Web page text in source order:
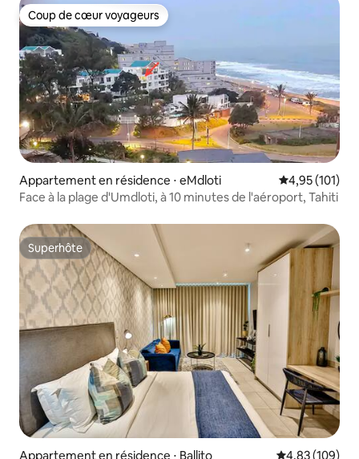
Coup de cœur voyageurs
Coup de cœur voyageurs
Appartement en résidence ⋅ eMdloti Évaluation
4,95 (101)
Face à la plage d'Umdloti, à 10 minutes de l'aéroport, Tahiti
Superhôte
Superhôte
Appartement en résidence ⋅ Ballito Évaluation
4,83 (109)